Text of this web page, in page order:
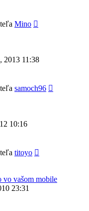
Mino
2013 11:38
samoch96
10:16
titoyo
vo vašom mobile
23:31